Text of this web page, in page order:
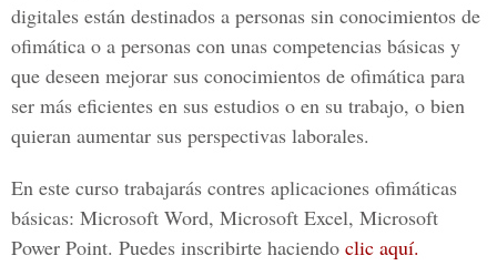
digitales están destinados a personas sin conocimientos de
ofimática o a personas con unas competencias básicas y
que deseen mejorar sus conocimientos de ofimática para
ser más eficientes en sus estudios o en su trabajo, o bien
quieran aumentar sus perspectivas laborales.
En este curso trabajarás contres aplicaciones ofimáticas
básicas: Microsoft Word, Microsoft Excel, Microsoft
Power Point. Puedes inscribirte haciendo clic aquí.